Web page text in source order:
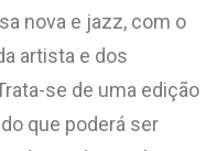
nova e jazz, com o
artista e dos
se de uma edição
que poderá ser